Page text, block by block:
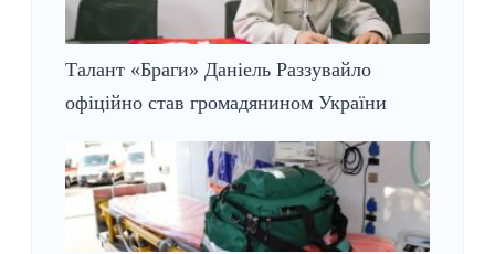
Талант «Браги» Даніель Раззувайло
офіційно став громадянином України